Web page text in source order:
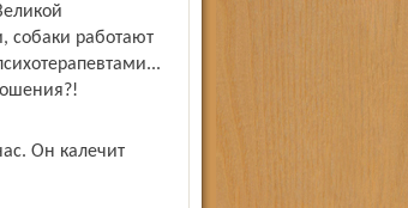
собаки работают
Он калечит